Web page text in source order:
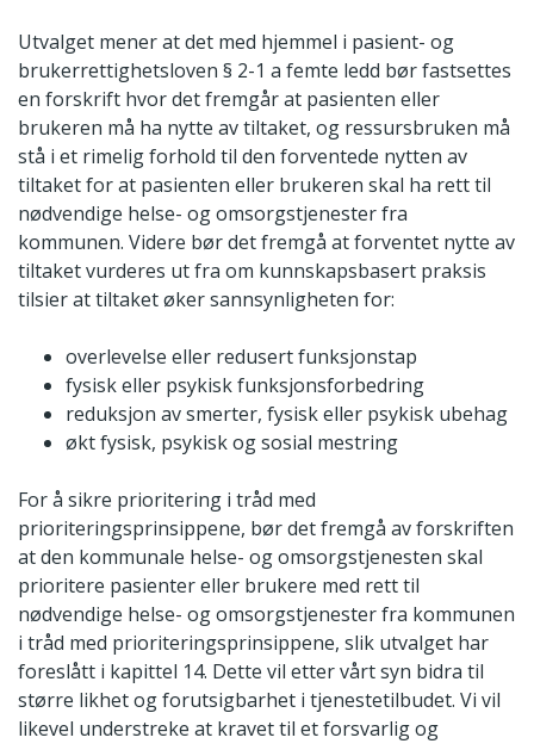
Utvalget mener at det med hjemmel i pasient- og
brukerrettighetsloven § 2-1 a femte ledd bør fastsettes
en forskrift hvor det fremgår at pasienten eller
brukeren må ha nytte av tiltaket, og ressursbruken må
stå i et rimelig forhold til den forventede nytten av
tiltaket for at pasienten eller brukeren skal ha rett til
nødvendige helse- og omsorgstjenester fra
kommunen. Videre bør det fremgå at forventet nytte av
tiltaket vurderes ut fra om kunnskapsbasert praksis
tilsier at tiltaket øker sannsynligheten for:
overlevelse eller redusert funksjonstap
fysisk eller psykisk funksjonsforbedring
reduksjon av smerter, fysisk eller psykisk ubehag
økt fysisk, psykisk og sosial mestring
For å sikre prioritering i tråd med
prioriteringsprinsippene, bør det fremgå av forskriften
at den kommunale helse- og omsorgstjenesten skal
prioritere pasienter eller brukere med rett til
nødvendige helse- og omsorgstjenester fra kommunen
i tråd med prioriteringsprinsippene, slik utvalget har
foreslått i kapittel 14. Dette vil etter vårt syn bidra til
større likhet og forutsigbarhet i tjenestetilbudet. Vi vil
likevel understreke at kravet til et forsvarlig og